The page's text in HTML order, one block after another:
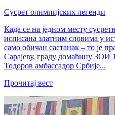
Сусрет олимпијских легенди
Када се на једном месту
исписана златним словима у
само обичан састанак – то је
Сарајеву, граду домаћину
Тодоров амбассадор Србије...
Прочитај вест